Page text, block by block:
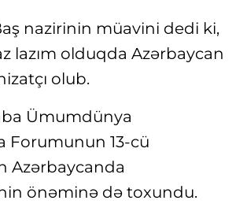
nazirinin müavini dedi ki,
lazım olduqda Azərbaycan
olub.
Ümumdünya
Forumunun 13-cü
Azərbaycanda
önəminə də toxundu.